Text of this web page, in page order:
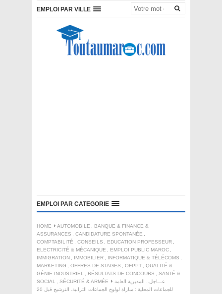
EMPLOI PAR VILLE
EMPLOI PAR CATEGORIE
HOME AUTOMOBILE , BANQUE & FINANCE &
ASSURANCES , CANDIDATURE SPONTANÉE ,
COMPTABILITÉ , CONSEILS , EDUCATION PROFESSEUR ,
ELECTRICITÉ & MÉCANIQUE , EMPLOI PUBLIC MAROC ,
IMMIGRATION , IMMOBILIER , INFORMATIQUE & TÉLÉCOMS ,
MARKETING , OFFRES DE STAGES , OFPPT , QUALITÉ &
GÉNIE INDUSTRIEL , RÉSULTATS DE CONCOURS , SANTÉ &
SOCIAL , SÉCURITÉ & ARMÉE
عـــاجل.. المديرية العامة
للجماعات المحلية : مباراة لولوج الجماعات الترابية. الترشيح قبل 20